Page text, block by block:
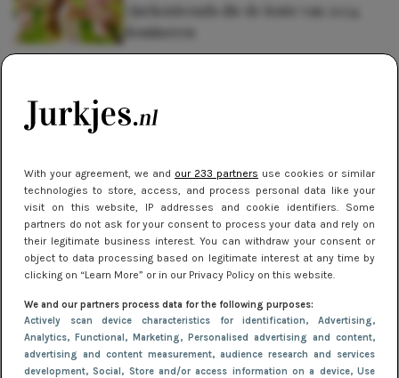
With your agreement, we and our 233 partners use cookies or similar
technologies to store, access, and process personal data like your
visit on this website, IP addresses and cookie identifiers. Some
partners do not ask for your consent to process your data and rely on
their legitimate business interest. You can withdraw your consent or
object to data processing based on legitimate interest at any time by
clicking on “Learn More” or in our Privacy Policy on this website.
We and our partners process data for the following purposes:
Actively scan device characteristics for identification, Advertising,
Analytics, Functional, Marketing, Personalised advertising and content,
advertising and content measurement, audience research and services
development, Social, Store and/or access information on a device, Use
7 jurkentrends die de lente van 2024
domineren
NIEUWS 9 februari 2026 08:46